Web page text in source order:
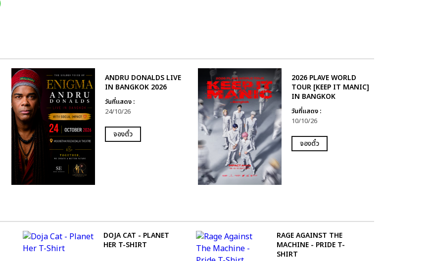
ANDRU DONALDS LIVE
IN BANGKOK 2026
วันที่แสดง :
24/10/26
จองตั๋ว
2026 PLAVE WORLD
TOUR [KEEP IT MANIC]
IN BANGKOK
วันที่แสดง :
10/10/26
จองตั๋ว
DOJA CAT - PLANET
HER T-SHIRT
RAGE AGAINST THE
MACHINE - PRIDE T-
SHIRT